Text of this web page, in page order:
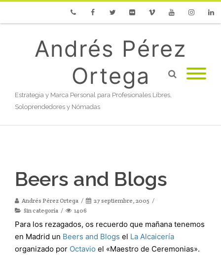
Andrés Pérez
Ortega
Estrategia y Marca Personal para Profesionales Libres,
Soloprendedores y Nómadas
Beers and Blogs
Andrés Pérez Ortega
27 septiembre, 2005
Sin categoría
1406
Para los rezagados, os recuerdo que mañana tenemos
en Madrid un Beers and Blogs el La Alcaicería
organizado por Octavio el «Maestro de Ceremonias».